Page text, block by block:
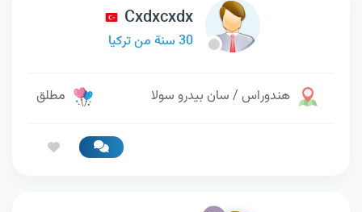
Cxdxcxdx
30 سنة من تركيا
هندوراس / سان بيدرو سولا مطلق